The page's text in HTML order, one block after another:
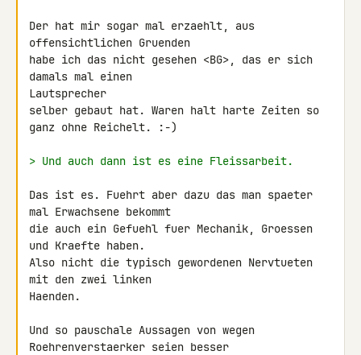
Der hat mir sogar mal erzaehlt, aus
offensichtlichen Gruenden
habe ich das nicht gesehen <BG>, das er sich
damals mal einen
Lautsprecher
selber gebaut hat. Waren halt harte Zeiten so
ganz ohne Reichelt. :-)
> Und auch dann ist es eine Fleissarbeit.
Das ist es. Fuehrt aber dazu das man spaeter
mal Erwachsene bekommt
die auch ein Gefuehl fuer Mechanik, Groessen
und Kraefte haben.
Also nicht die typisch gewordenen Nervtueten
mit den zwei linken
Haenden.
Und so pauschale Aussagen von wegen
Roehrenverstaerker seien besser